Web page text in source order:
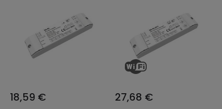
18,59 € 27,68 €